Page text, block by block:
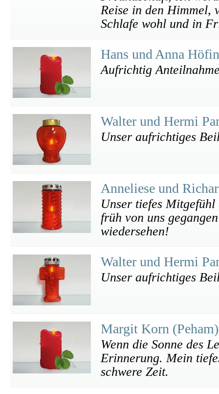
Reise in den Himmel,
Schlafe wohl und in
Hans und Anna
Aufrichtig
Walter und Hermi
Unser aufrichtiges
Anneliese und
Unser tiefes
früh von uns
wiedersehen!
Walter und Hermi
Unser aufrichtiges
Margit Korn
Wenn die Sonne des
Erinnerung. Mein
schwere Zeit.